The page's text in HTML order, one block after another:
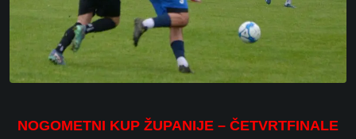
NOGOMETNI KUP ŽUPANIJE – ČETVRTFINALE